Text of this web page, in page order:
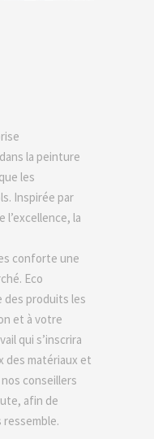
la peinture
les
Inspirée par
l’excellence, la
conforte une
Eco
des produits les
et à votre
qui s’inscrira
des matériaux et
conseillers
afin de